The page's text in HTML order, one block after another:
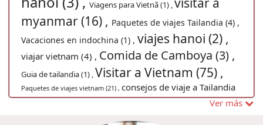
Viagens para Vietnã (1) ,
myanmar (16) , Paquetes de viajes Tailandia (4) ,
Vacaciones en indochina (1) , viajes hanoi (2) ,
viajar vietnam (4) , Comida de Camboya (3) ,
Guia de tailandia (1) ,Visitar a Vietnam (75) ,
Paquetes de viajes vietnam (21) , consejos de viaje a Tailandia
(8) ,noticias de viajes de vietnam (1) ,Crucero Bahia de Halong
Ver más